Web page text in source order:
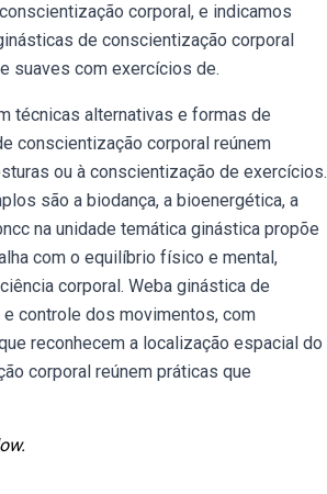
corporal, e indicamos
de conscientização corporal
suaves com exercícios de.
técnicas alternativas e formas de
conscientização corporal reúnem
ou à conscientização de exercícios.
são a biodança, a bioenergética, a
na unidade temática ginástica propõe
com o equilíbrio físico e mental,
corporal. Weba ginástica de
controle dos movimentos, com
reconhecem a localização espacial do
corporal reúnem práticas que